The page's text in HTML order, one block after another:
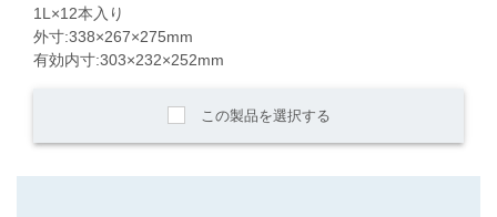
1L×12本入り
外寸:338×267×275mm
有効内寸:303×232×252mm
この製品を選択する